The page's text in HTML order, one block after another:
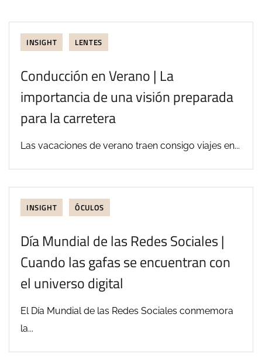
INSIGHT LENTES
Conducción en Verano | La
importancia de una visión preparada
para la carretera
Las vacaciones de verano traen consigo viajes en...
INSIGHT ÓCULOS
Día Mundial de las Redes Sociales |
Cuando las gafas se encuentran con
el universo digital
El Día Mundial de las Redes Sociales conmemora
la...